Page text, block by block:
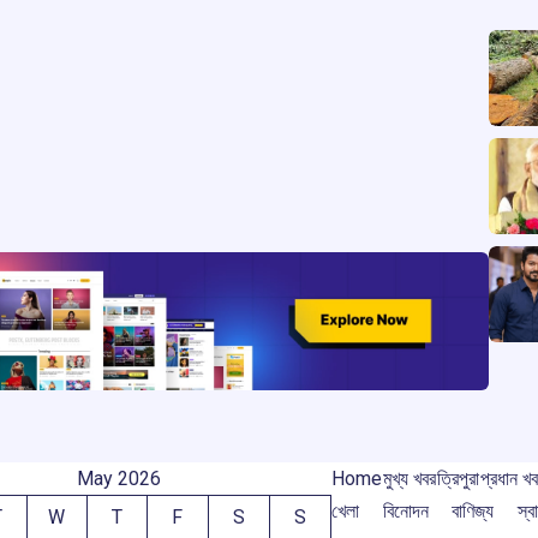
May 2026
W T F S S
Homeমুখ্য খবরত্রিপুরাপ্রধান
খেলা
বিনোদন বাণিজ্য